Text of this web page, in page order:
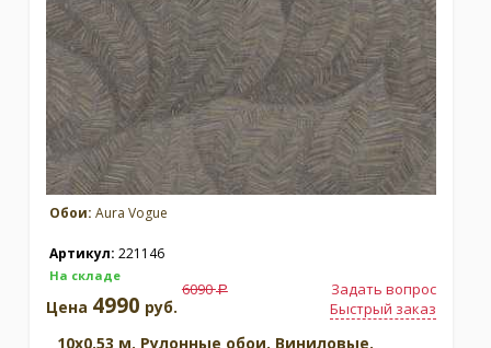
Обои: Aura Vogue
Артикул: 221146
На складе
Задать вопрос
Быстрый заказ
Цена 4990 руб.
6090a
10x0.53 м. Рулонные обои. Виниловые.